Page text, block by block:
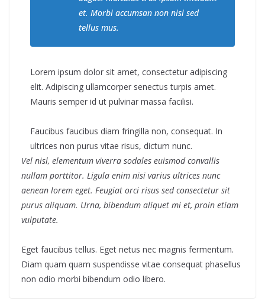
et. Morbi accumsan non nisi sed
tellus mus.
Lorem ipsum dolor sit amet, consectetur adipiscing
elit. Adipiscing ullamcorper senectus turpis amet.
Mauris semper id ut pulvinar massa facilisi.
Faucibus faucibus diam fringilla non, consequat. In
ultrices non purus vitae risus, dictum nunc.
Vel nisl, elementum viverra sodales euismod convallis
nullam porttitor. Ligula enim nisi varius ultrices nunc
aenean lorem eget. Feugiat orci risus sed consectetur sit
purus aliquam. Urna, bibendum aliquet mi et, proin etiam
vulputate.
Eget faucibus tellus. Eget netus nec magnis fermentum.
Diam quam quam suspendisse vitae consequat phasellus
non odio morbi bibendum odio libero.